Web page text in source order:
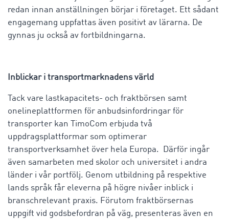
redan innan anställningen börjar i företaget. Ett sådant
engagemang uppfattas även positivt av lärarna. De
gynnas ju också av fortbildningarna.
Inblickar i transportmarknadens värld
Tack vare lastkapacitets- och fraktbörsen samt
onelineplattformen för anbudsinfordringar för
transporter kan TimoCom erbjuda två
uppdragsplattformar som optimerar
transportverksamhet över hela Europa. Därför ingår
även samarbeten med skolor och universitet i andra
länder i vår portfölj. Genom utbildning på respektive
lands språk får eleverna på högre nivåer inblick i
branschrelevant praxis. Förutom fraktbörsernas
uppgift vid godsbefordran på väg, presenteras även en